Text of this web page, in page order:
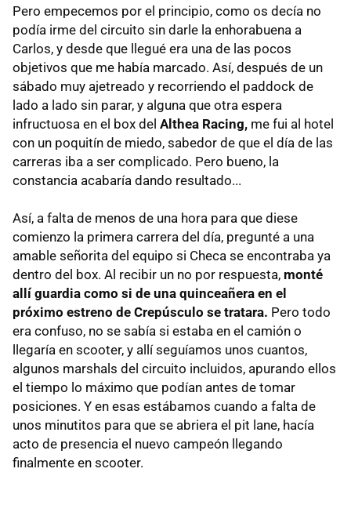
Pero empecemos por el principio, como os decía no
podía irme del circuito sin darle la enhorabuena a
Carlos, y desde que llegué era una de las pocos
objetivos que me había marcado. Así, después de un
sábado muy ajetreado y recorriendo el paddock de
lado a lado sin parar, y alguna que otra espera
infructuosa en el box del Althea Racing, me fui al hotel
con un poquitín de miedo, sabedor de que el día de las
carreras iba a ser complicado. Pero bueno, la
constancia acabaría dando resultado...
Así, a falta de menos de una hora para que diese
comienzo la primera carrera del día, pregunté a una
amable señorita del equipo si Checa se encontraba ya
dentro del box. Al recibir un no por respuesta, monté
allí guardia como si de una quinceañera en el
próximo estreno de Crepúsculo se tratara. Pero todo
era confuso, no se sabía si estaba en el camión o
llegaría en scooter, y allí seguíamos unos cuantos,
algunos marshals del circuito incluidos, apurando ellos
el tiempo lo máximo que podían antes de tomar
posiciones. Y en esas estábamos cuando a falta de
unos minutitos para que se abriera el pit lane, hacía
acto de presencia el nuevo campeón llegando
finalmente en scooter.